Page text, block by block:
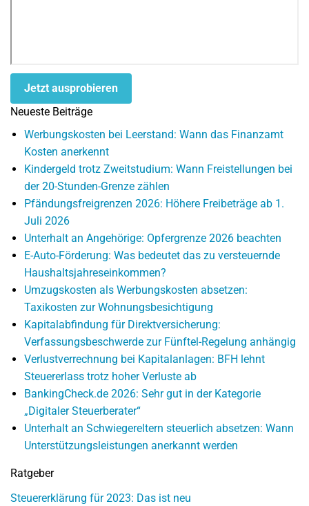
Jetzt ausprobieren
Neueste Beiträge
Werbungskosten bei Leerstand: Wann das Finanzamt
Kosten anerkennt
Kindergeld trotz Zweitstudium: Wann Freistellungen bei
der 20-Stunden-Grenze zählen
Pfändungsfreigrenzen 2026: Höhere Freibeträge ab 1.
Juli 2026
Unterhalt an Angehörige: Opfergrenze 2026 beachten
E-Auto-Förderung: Was bedeutet das zu versteuernde
Haushaltsjahreseinkommen?
Umzugskosten als Werbungskosten absetzen:
Taxikosten zur Wohnungsbesichtigung
Kapitalabfindung für Direktversicherung:
Verfassungsbeschwerde zur Fünftel-Regelung anhängig
Verlustverrechnung bei Kapitalanlagen: BFH lehnt
Steuererlass trotz hoher Verluste ab
BankingCheck.de 2026: Sehr gut in der Kategorie
„Digitaler Steuerberater“
Unterhalt an Schwiegereltern steuerlich absetzen: Wann
Unterstützungsleistungen anerkannt werden
Ratgeber
Steuererklärung für 2023: Das ist neu